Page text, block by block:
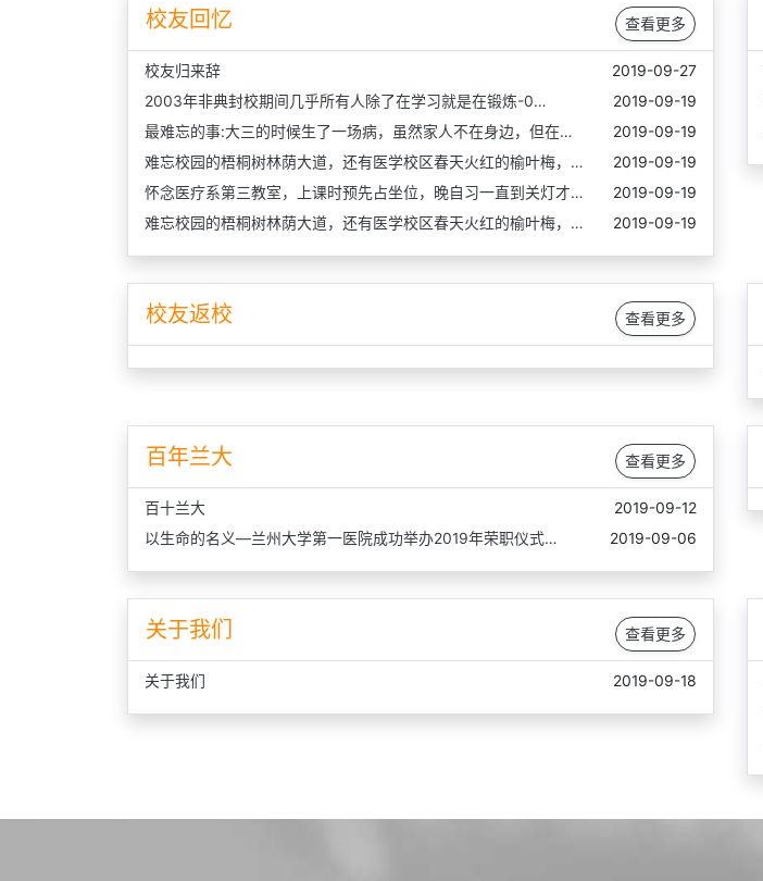
校友回忆 查看更多
校友归来辞
2019-09-27
2003年非典封校期间几乎所有人除了在学习就是在锻炼-0…
2019-09-19
最难忘的事:大三的时候生了一场病，虽然家人不在身边，但在…
2019-09-19
难忘校园的梧桐树林荫大道，还有医学校区春天火红的榆叶梅，…
2019-09-19
怀念医疗系第三教室，上课时预先占坐位，晚自习一直到关灯才…
2019-09-19
难忘校园的梧桐树林荫大道，还有医学校区春天火红的榆叶梅，…
2019-09-19
校友返校 查看更多
百年兰大 查看更多
百十兰大
2019-09-12
以生命的名义—兰州大学第一医院成功举办2019年荣职仪式…
2019-09-06
关于我们 查看更多
关于我们 2019-09-18